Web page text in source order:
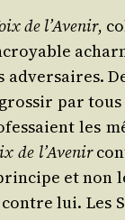
de l’A­ve­nir,
par
les
de l’A­ve­nir
et
lui.